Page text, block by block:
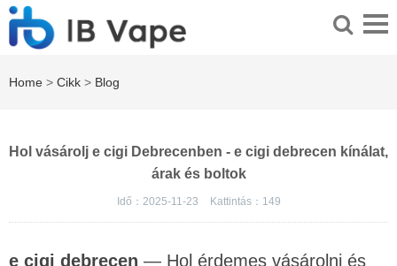
Home > Cikk > Blog
Hol vásárolj e cigi Debrecenben - e cigi debrecen kínálat,
árak és boltok
Idő：2025-11-23 Kattintás： 149
e cigi debrecen — Hol érdemes vásárolni és